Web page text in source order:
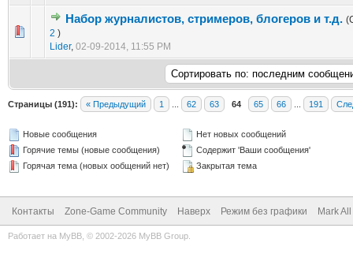
Набор журналистов, стримеров, блогеров и т.д.
2 )
Lider, 02-09-2014, 11:55 PM
Страницы (191): « Предыдущий 1 62 63 64 65 66 191
Новые сообщения
Горячие темы (новые сообщения)
Горячая тема (новых ообщений нет)
Нет новых сообщений
Содержит 'Ваши сообщения'
Закрытая тема
Контакты Zone-Game Community Наверх Режим без графики Mark
Работает на MyBB , © 2002-2026 MyBB Group